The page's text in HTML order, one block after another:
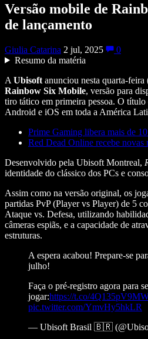
Versão mobile de
de lançamento
Giulia Catarina 2 jul, 2025
0
Resumo da matéria
A Ubisoft anunciou nesta quarta-feira
Rainbow Six Mobile, versão para
tiro tático em primeira pessoa. O
Android e iOS em toda a América
Prime Gaming libera mais de
Red Dead Online recebe novas
Desenvolvido pela Ubisoft Montreal,
identidade do clássico dos PCs e
Assim como na versão original, os
partidas PvP (Player vs Player) de 5
Ataque vs. Defesa, utilizando
câmeras espiãs, e a capacidade de
estruturas.
A espera acabou! Prepare-se
julho!
Faça o pré-registro agora para
jogar:https://t.co/
pic.twitter.com/YmvHy5hkLR
— Ubisoft Brasil 🇧🇷